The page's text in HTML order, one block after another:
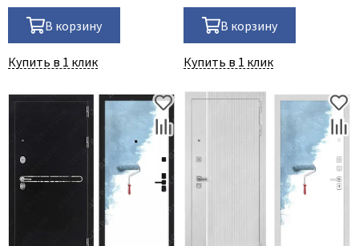
В корзину
Купить в 1 клик
В корзину
Купить в 1 клик